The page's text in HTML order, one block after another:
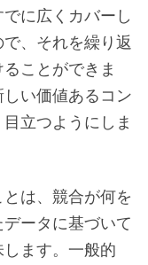
に広くカバーし
、それを繰り返
ことができま
い価値あるコン
立つようにしま
は、競合が何を
ータに基づいて
ます。一般的